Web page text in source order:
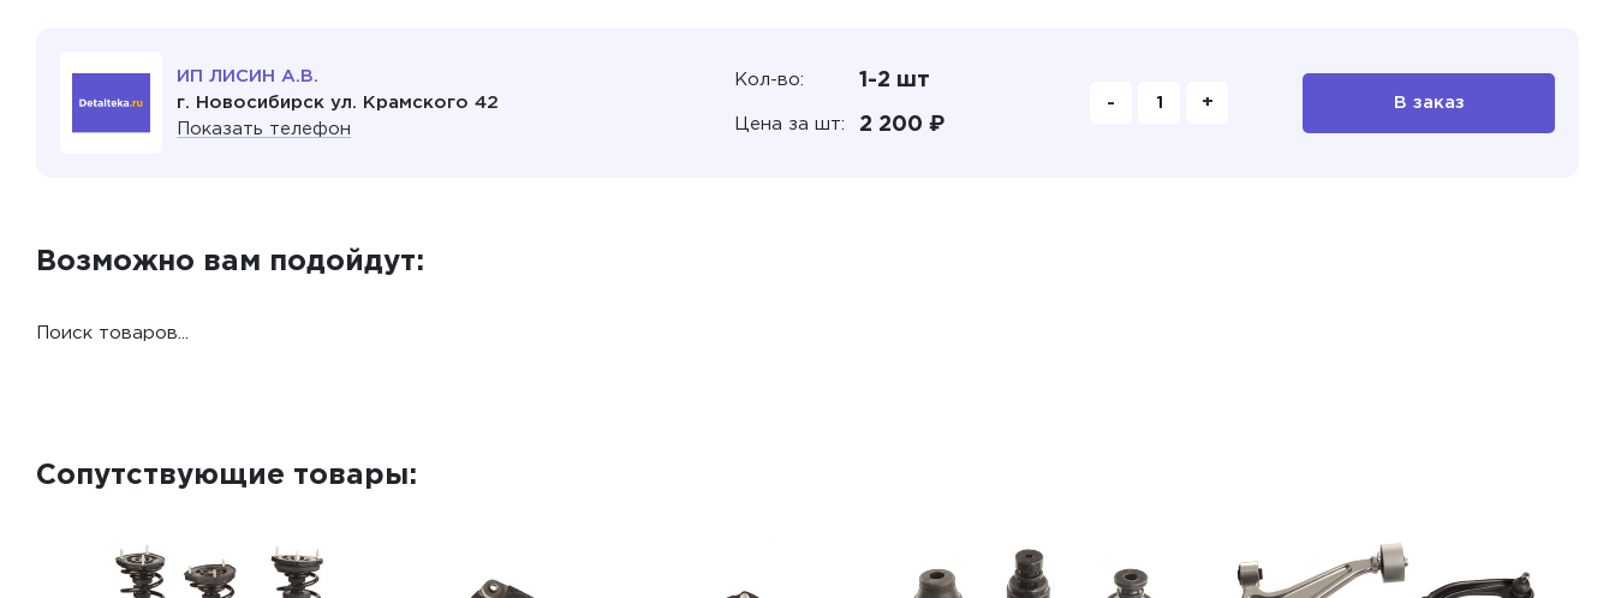
ИП ЛИСИН А.В.
г. Новосибирск ул. Крамского 42
Показать телефон
Кол-во: 1-2 шт
Цена за шт: 2 200 ₽
- + В заказ
Возможно вам подойдут:
Поиск товаров...
Сопутствующие товары: